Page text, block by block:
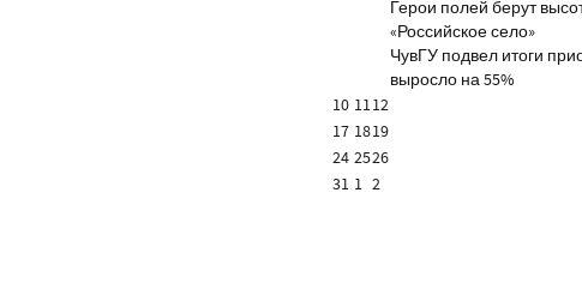
Герои полей берут
«Российское село»
ЧувГУ подвел итоги
выросло на 55%
10 1112
17 1819
24 2526
31 1 2